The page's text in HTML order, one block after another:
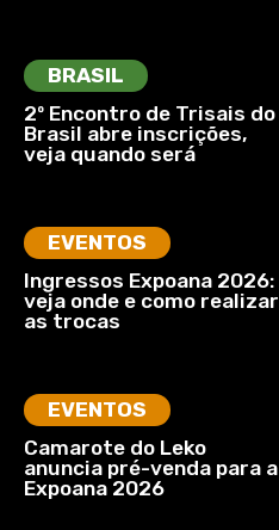
BRASIL
2º Encontro de Trisais do
Brasil abre inscrições,
veja quando será
EVENTOS
Ingressos Expoana 2026:
veja onde e como realizar
as trocas
EVENTOS
Camarote do Leko
anuncia pré-venda para a
Expoana 2026